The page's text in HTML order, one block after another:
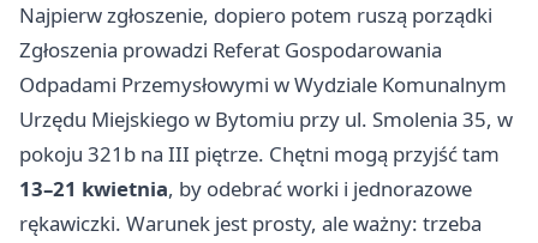
Najpierw zgłoszenie, dopiero potem ruszą porządki
Zgłoszenia prowadzi Referat Gospodarowania
Odpadami Przemysłowymi w Wydziale Komunalnym
Urzędu Miejskiego w Bytomiu przy ul. Smolenia 35, w
pokoju 321b na III piętrze. Chętni mogą przyjść tam
13–21 kwietnia, by odebrać worki i jednorazowe
rękawiczki. Warunek jest prosty, ale ważny: trzeba